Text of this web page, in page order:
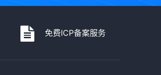
免费ICP备案服务